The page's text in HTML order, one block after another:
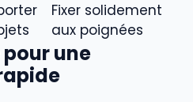
Fixer solidement
aux poignées
une